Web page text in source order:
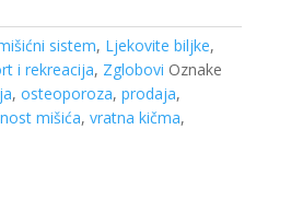
sistem, Ljekovite biljke,
i rekreacija, Zglobovi Oznake
, osteoporoza, prodaja,
mišića, vratna kičma,